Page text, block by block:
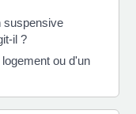
suspensive
il ?
ou d'un